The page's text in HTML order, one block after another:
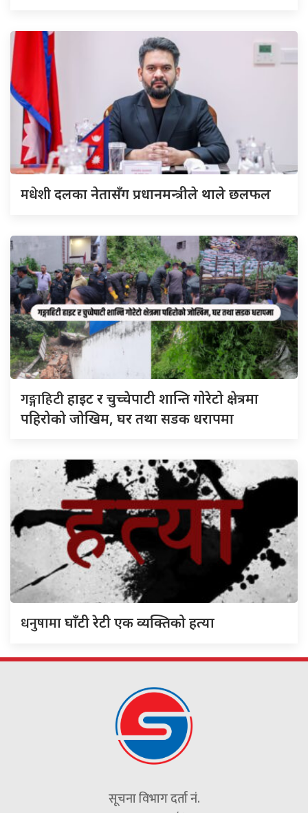
मधेशीदलका नेतासँग प्रधानमन्त्रीले थाले छलफल
गङ्गाहिटीहाइट र चुच्चेपाटी शान्ति गोरेटो क्षेत्रमा
पहिरोको जोखिम, घर तथा सडक धरापमा
धनुषामाघाँटी रेटी एक व्यक्तिको हत्या
सूचना विभाग दर्ता नं.